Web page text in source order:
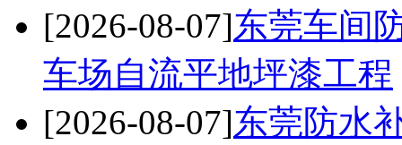
[2026-08-07]东莞车间
车场自流平地坪漆工程
[2026-08-07]东莞防水